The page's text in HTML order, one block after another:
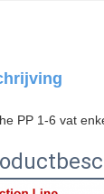
PP 1-6 vat